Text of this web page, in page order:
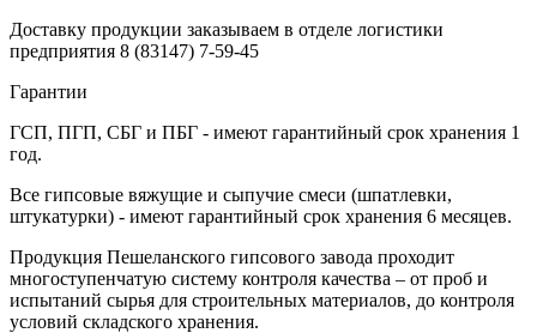
Доставку продукции заказываем в отделе логистики
предприятия 8 (83147) 7-59-45
Гарантии
ГСП, ПГП, СБГ и ПБГ - имеют гарантийный срок хранения 1
год.
Все гипсовые вяжущие и сыпучие смеси (шпатлевки,
штукатурки) - имеют гарантийный срок хранения 6 месяцев.
Продукция Пешеланского гипсового завода проходит
многоступенчатую систему контроля качества – от проб и
испытаний сырья для строительных материалов, до контроля
условий складского хранения.